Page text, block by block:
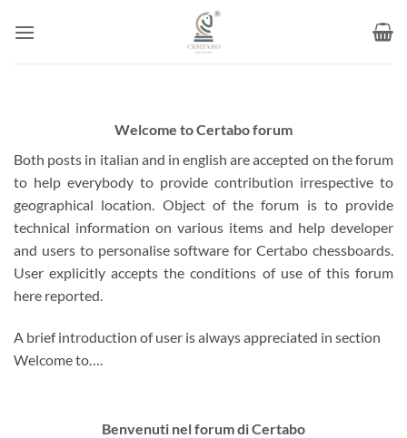
Welcome to Certabo forum
Both posts in italian and in english are accepted on the forum
to help everybody to provide contribution irrespective to
geographical location. Object of the forum is to provide
technical information on various items and help developer
and users to personalise software for Certabo chessboards.
User explicitly accepts the conditions of use of this forum
here reported.
A brief introduction of user is always appreciated in section
Welcome to….
Benvenuti nel forum di Certabo